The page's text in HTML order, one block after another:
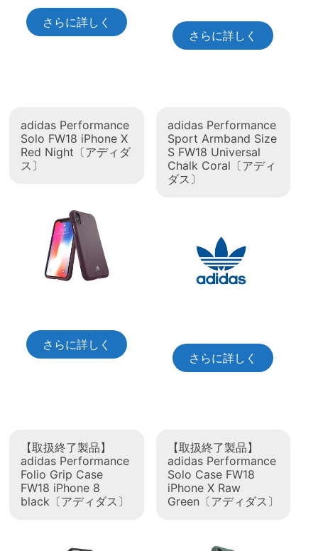
さらに詳しく
さらに詳しく
adidas Performance
Solo FW18 iPhone X
Red Night〔アディダ
ス〕
さらに詳しく
adidas Performance
Sport Armband Size
S FW18 Universal
Chalk Coral〔アディ
ダス〕
さらに詳しく
【取扱終了製品】
adidas Performance
Folio Grip Case
FW18 iPhone 8
black〔アディダス〕
【取扱終了製品】
adidas Performance
Solo Case FW18
iPhone X Raw
Green〔アディダス〕